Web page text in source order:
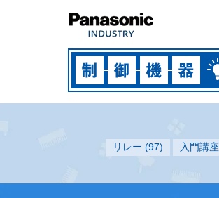
リレー (97) 入門講座